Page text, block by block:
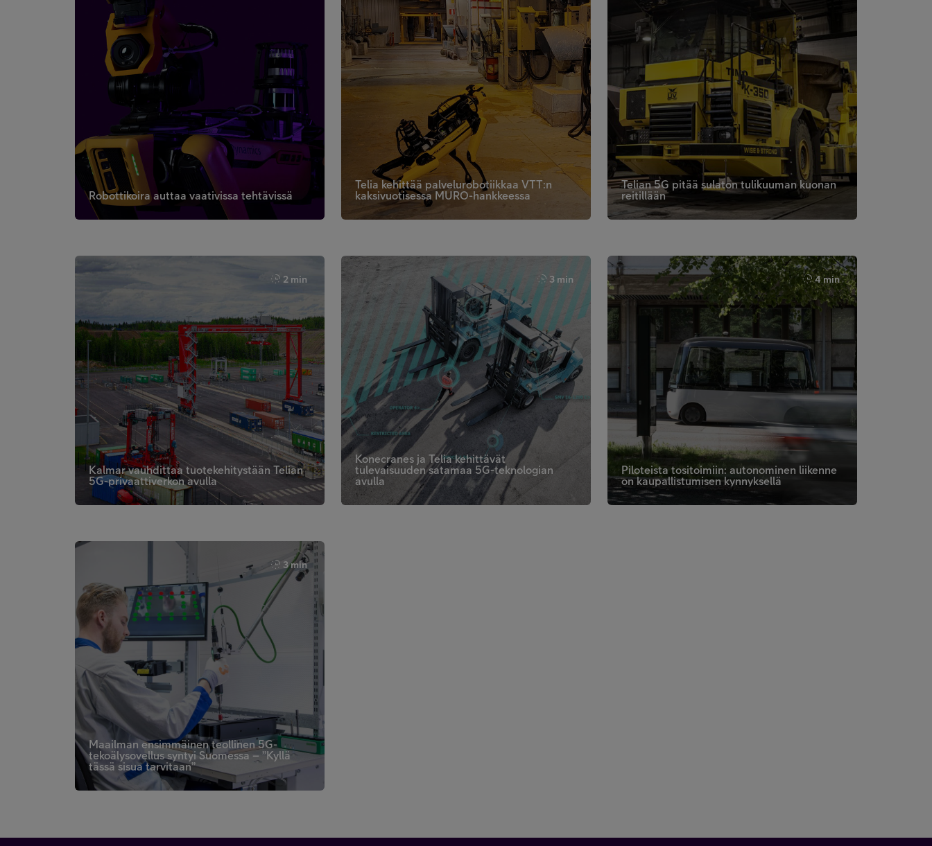
Robottikoira auttaa vaativissa tehtävissä
Telia kehittää palvelurobotiikkaa VTT:n
kaksivuotisessa MURO-hankkeessa
Telian 5G pitää sulaton tulikuuman kuonan
reitillään
2 min
Kalmar vauhdittaa tuotekehitystään Telian
5G-privaattiverkon avulla
3 min
Konecranes ja Telia kehittävät
tulevaisuuden satamaa 5G-teknologian
avulla
4 min
Piloteista tositoimiin: autonominen liikenne
on kaupallistumisen kynnyksellä
3 min
Maailman ensimmäinen teollinen 5G-
tekoälysovellus syntyi Suomessa – ”Kyllä
tässä sisua tarvitaan”